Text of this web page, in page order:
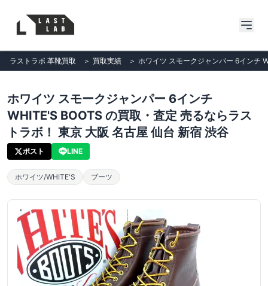
ラストラボ 革靴買取 ＞ 買取実績 ＞ ホワイツ スモークジャンパー 6インチ
ホワイツ スモークジャンパー 6インチ
WHITE'S BOOTS の買取・査定 売るならラス
トラボ！ 東京 大阪 名古屋 仙台 新宿 渋谷
ポスト LINE
ホワイツ/WHITE'S ブーツ